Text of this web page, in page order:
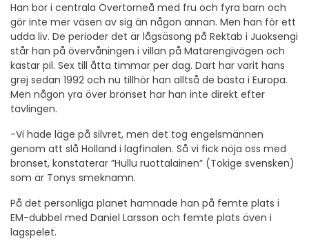
Han bor i centrala Övertorneå med fru och fyra barn och
gör inte mer väsen av sig än någon annan. Men han för ett
udda liv. De perioder det är lågsäsong på Rektab i Juoksengi
står han på övervåningen i villan på Matarengivägen och
kastar pil. Sex till åtta timmar per dag. Dart har varit hans
grej sedan 1992 och nu tillhör han alltså de bästa i Europa.
Men någon yra över bronset har han inte direkt efter
tävlingen.
-Vi hade läge på silvret, men det tog engelsmännen
genom att slå Holland i lagfinalen. Så vi fick nöja oss med
bronset, konstaterar ”Hullu ruottalainen” (Tokige svensken)
som är Tonys smeknamn.
På det personliga planet hamnade han på femte plats i
EM-dubbel med Daniel Larsson och femte plats även i
lagspelet.